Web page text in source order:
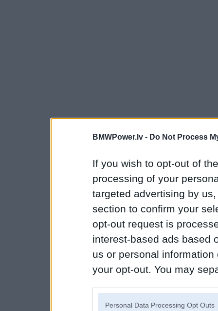
BMWPower.lv - Do Not Process
If you wish to opt-out of
processing of your
targeted advertising by
section to confirm your
opt-out request is
interest-based ads based
us or personal
your opt-out. You may
Personal Data Processing Opt Outs